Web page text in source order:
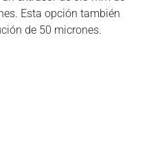
Esta opción también
de 50 micrones.